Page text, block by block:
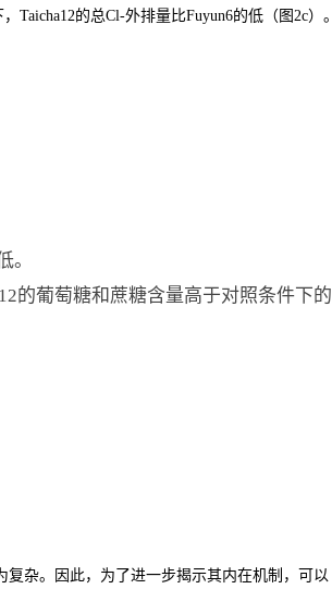
Taicha12的总Cl-外排量比Fuyun6的低（图2c）。
。
的葡萄糖和蔗糖含量高于对照条件下的
杂。因此，为了进一步揭示其内在机制，可以